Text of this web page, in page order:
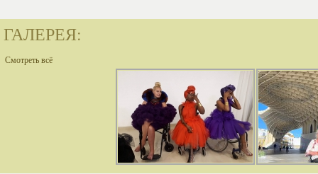
ГАЛЕРЕЯ:
Смотреть всё